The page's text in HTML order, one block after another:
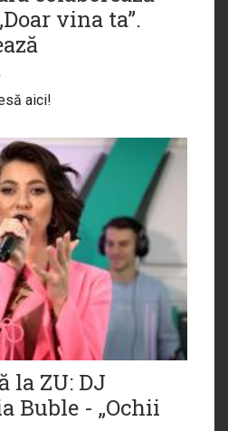
vina ta”.
aici!
la ZU: DJ
Buble - „Ochii